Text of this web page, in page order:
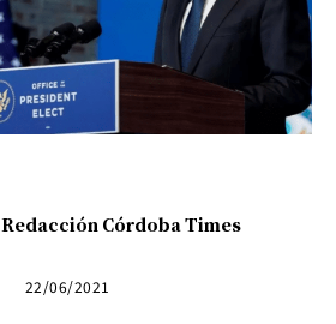
Redacción Córdoba Times
22/06/2021